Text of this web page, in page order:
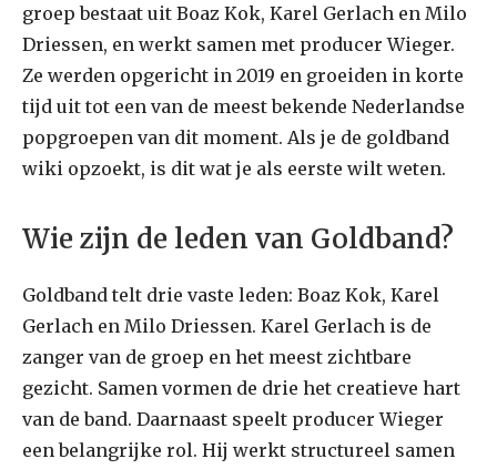
groep bestaat uit Boaz Kok, Karel Gerlach en Milo
Driessen, en werkt samen met producer Wieger.
Ze werden opgericht in 2019 en groeiden in korte
tijd uit tot een van de meest bekende Nederlandse
popgroepen van dit moment. Als je de goldband
wiki opzoekt, is dit wat je als eerste wilt weten.
Wie zijn de leden van Goldband?
Goldband telt drie vaste leden: Boaz Kok, Karel
Gerlach en Milo Driessen. Karel Gerlach is de
zanger van de groep en het meest zichtbare
gezicht. Samen vormen de drie het creatieve hart
van de band. Daarnaast speelt producer Wieger
een belangrijke rol. Hij werkt structureel samen